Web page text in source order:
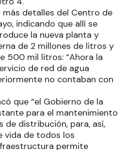
detalles del Centro de
indicando que allí se
la nueva planta y
de 2 millones de litros y
500 mil litros: “Ahora la
de red de agua
no contaban con
que “el Gobierno de la
para el mantenimiento
de distribución, para, así,
vida de todos los
permite